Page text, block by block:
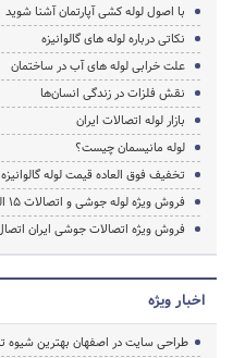
با اصول لوله کشی آپارتمان آشنا شوید
نکاتی درباره لوله های گالوانیزه
علت خرابی لوله های آب در ساختمان
نقش فلزات در زندگی انسان‌ها
بازار لوله اتصالات ایران
لوله مانیسمان چیست؟
تخفیف فوق العاده قیمت لوله
فروش ویژه لوله جوشی و اتصالات 15 الی 22 اسفند 99
فروش ویژه اتصالات جوشی ایران
اخبار ویژه
طراحی سایت در اصفهان بهترین شیوه